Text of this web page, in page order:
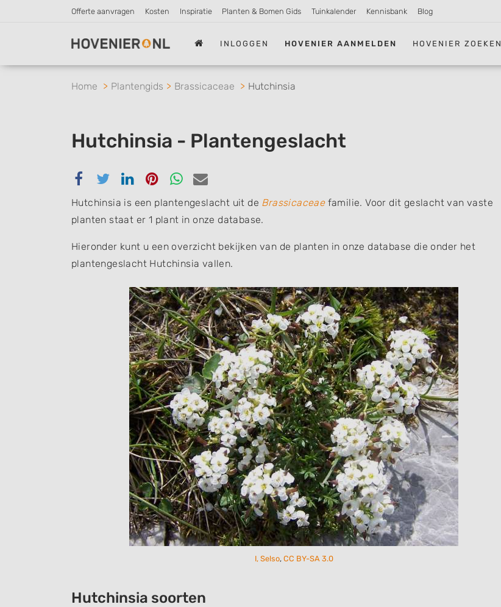
Offerte aanvragen Kosten Inspiratie Planten & Bomen Gids Tuinkalender Kennisbank Blog
INLOGGEN HOVENIER AANMELDEN HOVENIER ZOEKEN
Home Plantengids Brassicaceae Hutchinsia
Hutchinsia - Plantengeslacht
Delen
Facebook
Delen
Twitter
Delen
Linkedin
Delen
Pinterest
Delen
Whatsapp
Delen
email
Hutchinsia is een plantengeslacht uit de Brassicaceaefamilie. Voor dit geslacht van vaste
planten staat er 1 plant in onze database.
Hieronder kunt u een overzicht bekijken van de planten in onze database die onder het
plantengeslacht Hutchinsia vallen.
I, Selso, CC BY-SA 3.0
Hutchinsia soorten